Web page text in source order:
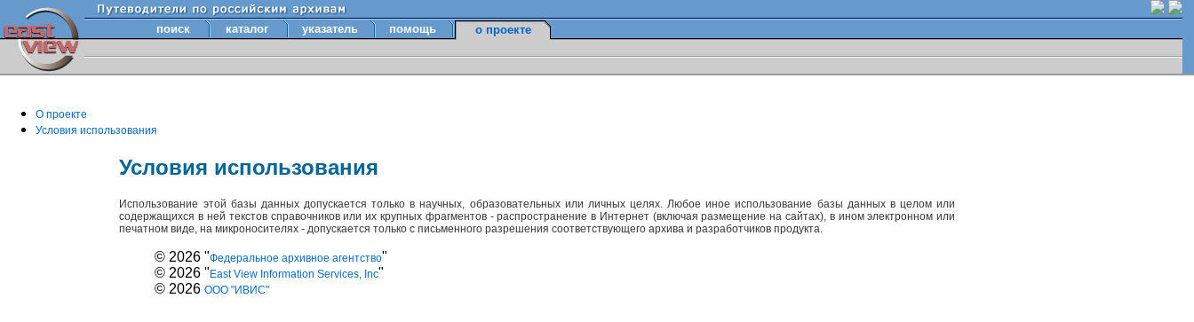
поиск каталог указатель помощь о проекте
О проекте
Условия использования
Условия использования
Использование этой базы данных допускается только в научных, образовательных или личных целях. Любое иное использование базы данных в целом или
содержащихся в ней текстов справочников или их крупных фрагментов - распространение в Интернет (включая размещение на сайтах), в ином электронном или
печатном виде, на микроносителях - допускается только с письменного разрешения соответствующего архива и разработчиков продукта.
© 2026 "Федеральное архивное агентство"
© 2026 " East View Information Services, Inc"
© 2026ООО "ИВИС"